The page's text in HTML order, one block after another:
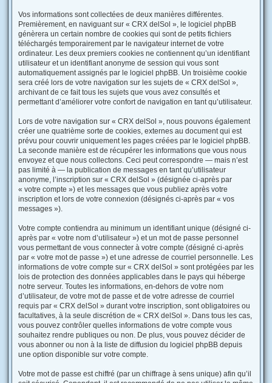
Vos informations sont collectées de deux manières différentes.
Premièrement, en naviguant sur « CRX delSol », le logiciel phpBB
génèrera un certain nombre de cookies qui sont de petits fichiers
téléchargés temporairement par le navigateur internet de votre
ordinateur. Les deux premiers cookies ne contiennent qu’un identifiant
utilisateur et un identifiant anonyme de session qui vous sont
automatiquement assignés par le logiciel phpBB. Un troisième cookie
sera créé lors de votre navigation sur les sujets de « CRX delSol »,
archivant de ce fait tous les sujets que vous avez consultés et
permettant d’améliorer votre confort de navigation en tant qu’utilisateur.
Lors de votre navigation sur « CRX delSol », nous pouvons également
créer une quatrième sorte de cookies, externes au document qui est
prévu pour couvrir uniquement les pages créées par le logiciel phpBB.
La seconde manière est de récupérer les informations que vous nous
envoyez et que nous collectons. Ceci peut correspondre — mais n’est
pas limité à — la publication de messages en tant qu’utilisateur
anonyme, l’inscription sur « CRX delSol » (désignée ci-après par
« votre compte ») et les messages que vous publiez après votre
inscription et lors de votre connexion (désignés ci-après par « vos
messages »).
Votre compte contiendra au minimum un identifiant unique (désigné ci-
après par « votre nom d’utilisateur ») et un mot de passe personnel
vous permettant de vous connecter à votre compte (désigné ci-après
par « votre mot de passe ») et une adresse de courriel personnelle. Les
informations de votre compte sur « CRX delSol » sont protégées par les
lois de protection des données applicables dans le pays qui héberge
notre serveur. Toutes les informations, en-dehors de votre nom
d’utilisateur, de votre mot de passe et de votre adresse de courriel
requis par « CRX delSol » durant votre inscription, sont obligatoires ou
facultatives, à la seule discrétion de « CRX delSol ». Dans tous les cas,
vous pouvez contrôler quelles informations de votre compte vous
souhaitez rendre publiques ou non. De plus, vous pouvez décider de
vous abonner ou non à la liste de diffusion du logiciel phpBB depuis
une option disponible sur votre compte.
Votre mot de passe est chiffré (par un chiffrage à sens unique) afin qu’il